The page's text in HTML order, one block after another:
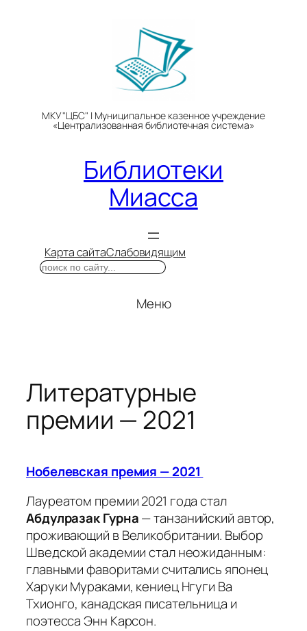
МКУ "ЦБС" | Муниципальное казенное учреждение
«Централизованная библиотечная система»
Библиотеки
Миасса
Карта сайтаСлабовидящим
Поиск
Меню
Литературные
премии — 2021
Нобелевская премия — 2021
Лауреатом премии 2021 года стал
Абдулразак Гурна— танзанийский автор,
проживающий в Великобритании. Выбор
Шведской академии стал неожиданным:
главными фаворитами считались японец
Харуки Мураками, кениец Нгуги Ва
Тхионго, канадская писательница и
поэтесса Энн Карсон.